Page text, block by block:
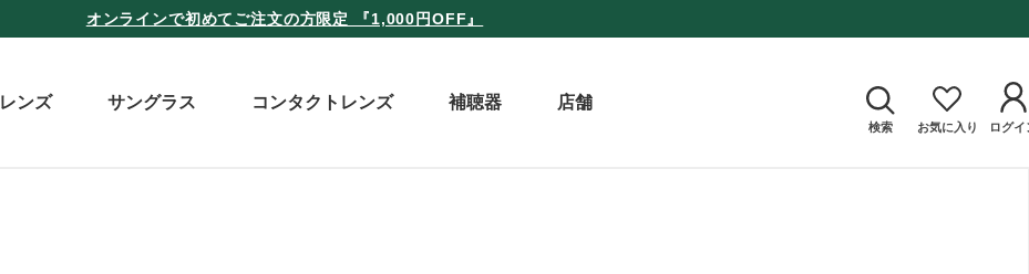
オンラインで初めてご注文の方限定 『1,000円OFF』
レンズ サングラス コンタクトレンズ 補聴器 店舗
検索 お気に入り ログイ